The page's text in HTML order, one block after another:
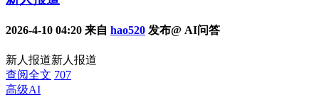
2026-4-10 04:20 来自 hao520 发布@ AI问答
新人报道新人报道
查阅全文 707
高级AI